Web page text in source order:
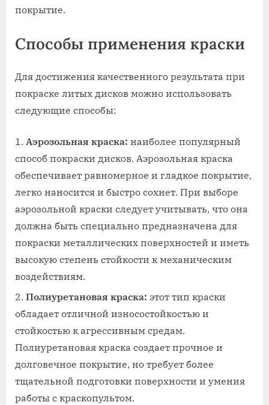
покрытие.
Способы применения краски
Для достижения качественного результата при
покраске литых дисков можно использовать
следующие способы:
Аэрозольная краска: наиболее популярный
способ покраски дисков. Аэрозольная краска
обеспечивает равномерное и гладкое покрытие,
легко наносится и быстро сохнет. При выборе
аэрозольной краски следует учитывать, что она
должна быть специально предназначена для
покраски металлических поверхностей и иметь
высокую степень стойкости к механическим
воздействиям.
Полиуретановая краска: этот тип краски
обладает отличной износостойкостью и
стойкостью к агрессивным средам.
Полиуретановая краска создает прочное и
долговечное покрытие, но требует более
тщательной подготовки поверхности и умения
работы с краскопультом.